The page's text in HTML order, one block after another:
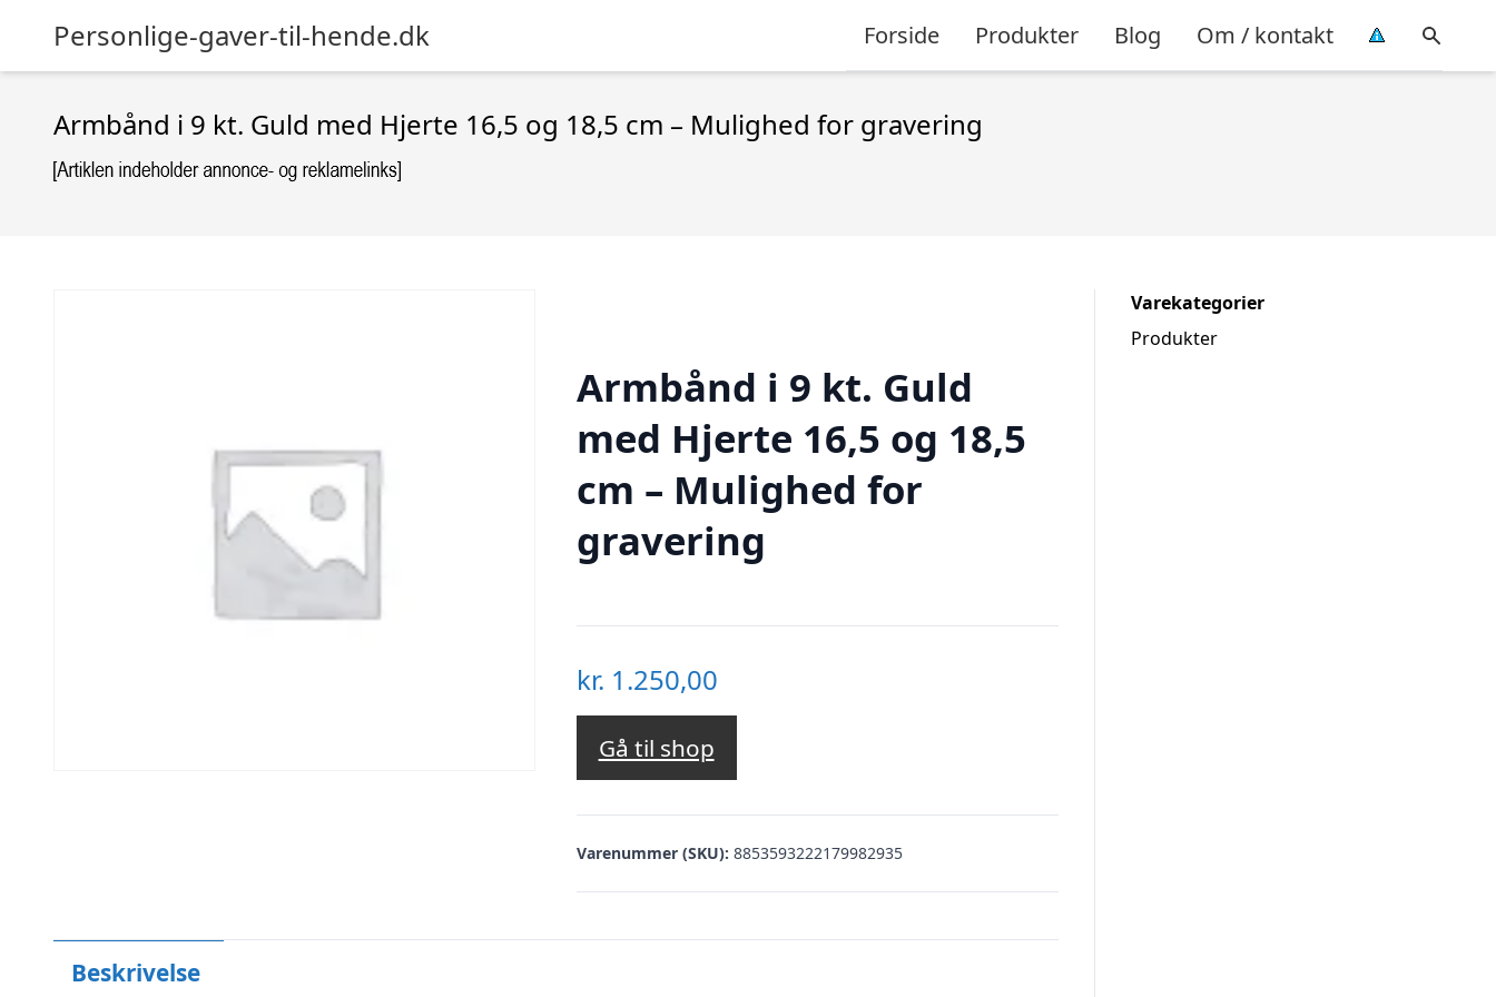
Personlige-gaver-til-hende.dk Forside Produkter Blog Om / kontakt
Armbånd i 9 kt. Guld med Hjerte 16,5 og 18,5 cm – Mulighed for gravering
Armbånd i 9 kt. Guld
med Hjerte 16,5 og 18,5
cm – Mulighed for
gravering
kr. 1.250,00
Gå til shop
Varenummer (SKU): 8853593222179982935
Beskrivelse
Varekategorier
Produkter